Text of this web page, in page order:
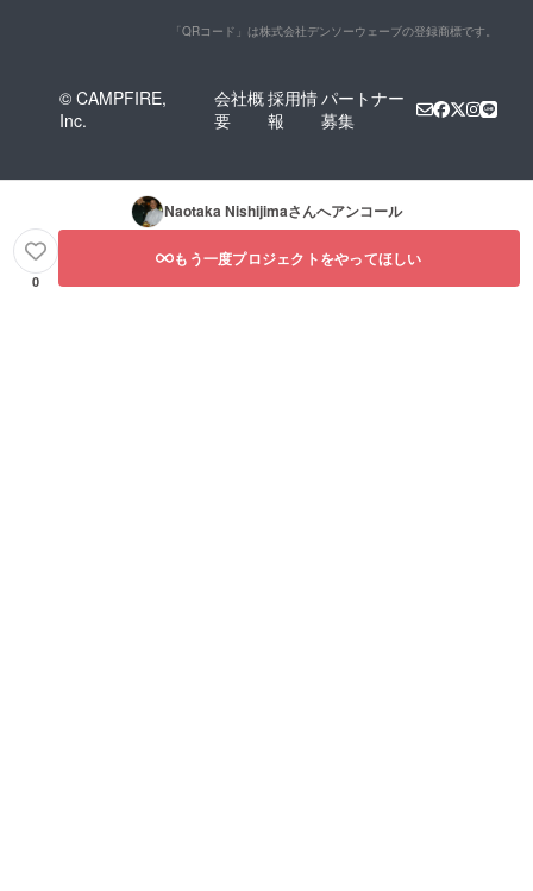
「QRコード」は株式会社デンソーウェーブの登録商標です。
© CAMPFIRE,
Inc.
会社概
要
採用情
報
パートナー
募集
Naotaka Nishijimaさんへアンコール
0
もう一度プロジェクトをやってほしい